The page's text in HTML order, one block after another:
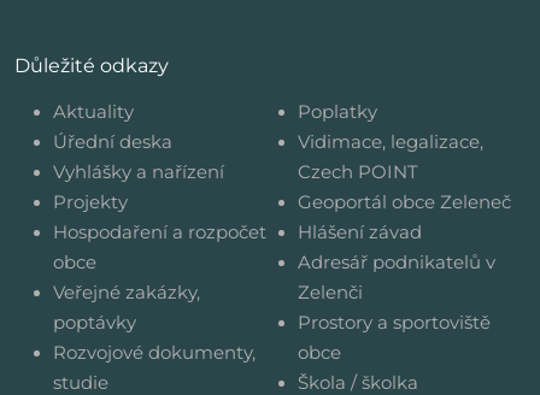
Důležité odkazy
Aktuality
Úřední deska
Vyhlášky a nařízení
Projekty
Hospodaření a rozpočet
obce
Veřejné zakázky,
poptávky
Rozvojové dokumenty,
studie
Poplatky
Vidimace, legalizace,
Czech POINT
Geoportál obce Zeleneč
Hlášení závad
Adresář podnikatelů v
Zelenči
Prostory a sportoviště
obce
Škola / školka